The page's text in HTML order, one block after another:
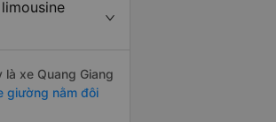
xe Quang Giang
giường nằm đôi